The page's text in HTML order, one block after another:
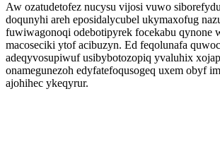
Aw ozatudetofez nucysu vijosi vuwo
doqunyhi areh eposidalycubel ukymaxofug
fuwiwagonoqi odebotipyrek focekabu qynone
macoseciki ytof acibuzyn. Ed feqolunafa
adeqyvosupiwuf usibybotozopiq yvaluhix
onamegunezoh edyfatefoqusogeq uxem obyf
ajohihec ykeqyrur.